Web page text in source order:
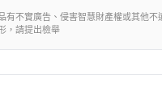
有不實廣告、侵害智慧財產權或其他不
，請提出檢舉